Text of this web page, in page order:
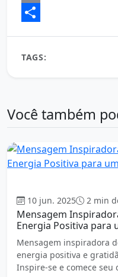
Email
TAGS:
Você também
10 jun. 2025 2 min
Mensagem
Energia Positiva para
Mensagem inspiradora
energia positiva e
Inspire-se e comece seu